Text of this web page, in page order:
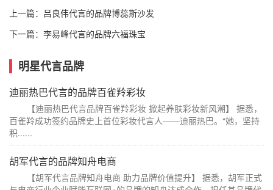
上一篇： 吕良伟代言的品牌博蕊斯沙发
下一篇： 李易峰代言的品牌六福珠宝
明星代言品牌
迪丽热巴代言的品牌百雀羚彩妆
【迪丽热巴代言品牌百雀羚彩妆 掀起养肤彩妆新风潮】 据悉，
百雀羚成功签约品牌史上首位彩妆代言人——迪丽热巴。“她，坚持
积......
胡军代言的品牌知舟电商
【胡军代言品牌知舟电商 助力品牌价值提升】 据悉，胡军正式